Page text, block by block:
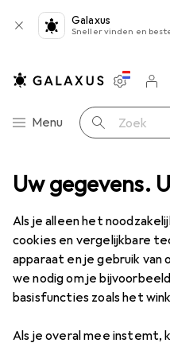
Uw gegevens.
Als je alleen het
cookies en vergelijkbare
apparaat en je gebruik
we nodig om je
basisfuncties zoals het
Als je overal mee instemt,
Galaxus
Sneller vinden en
Categorie navigatie
Menu Zoek op
Instellingen
Wonen Meubels
9
WohnlingMumbai
120 cm
EUR
145,35